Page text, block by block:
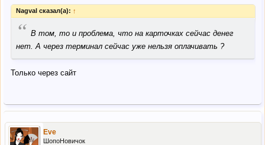
Nagval сказал(а): ↑
“ В том, то и проблема, что на карточках сейчас денег
нет. А через терминал сейчас уже нельзя оплачивать ?
Только через сайт
Eve
ШопоНовичок